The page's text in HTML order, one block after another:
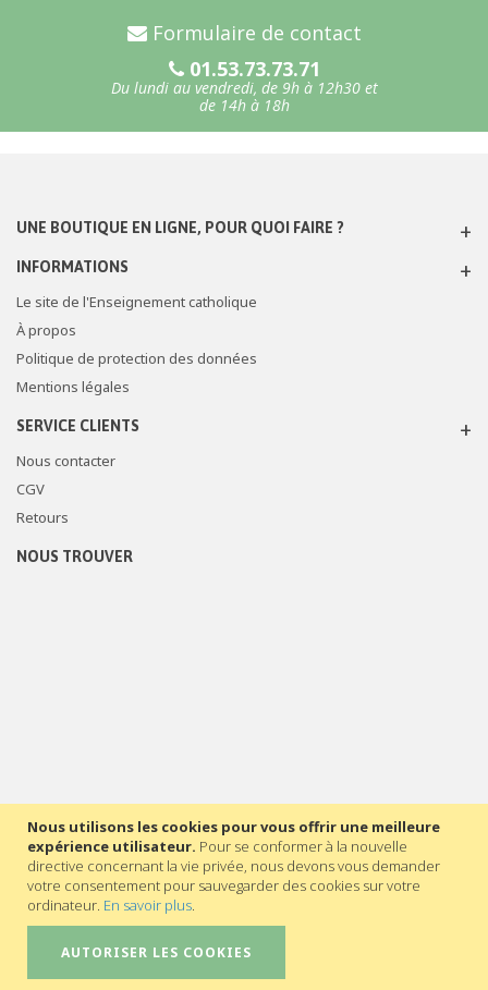
Nous utilisons les cookies pour vous offrir une meilleure
expérience utilisateur. Pour se conformer à la nouvelle
directive concernant la vie privée, nous devons vous demander
votre consentement pour sauvegarder des cookies sur votre
ordinateur. En savoir plus.
AUTORISER LES COOKIES
Formulaire de contact
01.53.73.73.71
Du lundi au vendredi, de 9h à 12h30 et
de 14h à 18h
UNE BOUTIQUE EN LIGNE, POUR QUOI FAIRE ?
INFORMATIONS
Le site de l'Enseignement catholique
À propos
Politique de protection des données
Mentions légales
SERVICE CLIENTS
Nous contacter
CGV
Retours
NOUS TROUVER